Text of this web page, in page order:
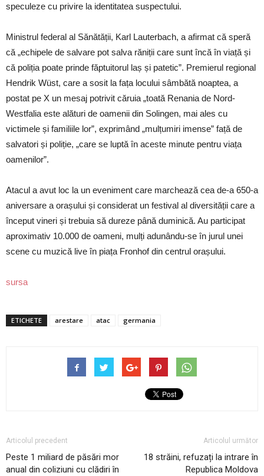
speculeze cu privire la identitatea suspectului.
Ministrul federal al Sănătății, Karl Lauterbach, a afirmat că speră
că „echipele de salvare pot salva răniții care sunt încă în viață și
că poliția poate prinde făptuitorul laș și patetic”. Premierul regional
Hendrik Wüst, care a sosit la fața locului sâmbătă noaptea, a
postat pe X un mesaj potrivit căruia „toată Renania de Nord-
Westfalia este alături de oamenii din Solingen, mai ales cu
victimele și familiile lor”, exprimând „mulțumiri imense” față de
salvatori și poliție, „care se luptă în aceste minute pentru viața
oamenilor”.
Atacul a avut loc la un eveniment care marchează cea de-a 650-a
aniversare a orașului și considerat un festival al diversității care a
început vineri și trebuia să dureze până duminică. Au participat
aproximativ 10.000 de oameni, mulți adunându-se în jurul unei
scene cu muzică live în piața Fronhof din centrul orașului.
sursa
ETICHETE arestare atac germania
Articolul precedent
Peste 1 miliard de păsări mor
anual din coliziuni cu clădiri în
Articolul următor
18 străini, refuzați la intrare în
Republica Moldova